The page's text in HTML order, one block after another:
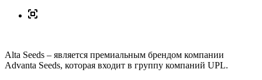
Alta Seeds – является премиальным брендом компании
Advanta Seeds, которая входит в группу компаний UPL.